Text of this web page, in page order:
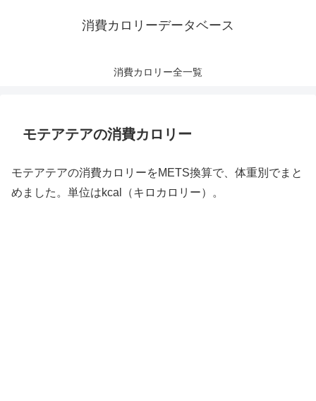
消費カロリーデータベース
消費カロリー全一覧
モテアテアの消費カロリー
モテアテアの消費カロリーをMETS換算で、体重別でまと
めました。単位はkcal（キロカロリー）。